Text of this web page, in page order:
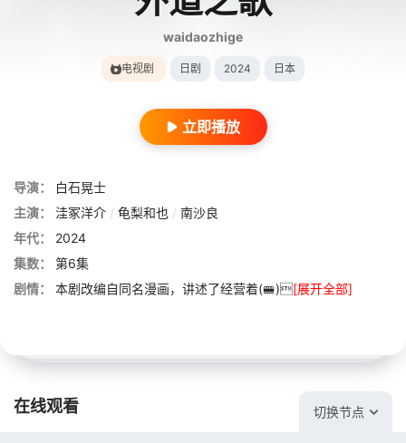
waidaozhige
电视剧 日剧 2024 日本
立即播放
导演：
白石晃士
主演：
洼冢洋介 / 龟梨和也 / 南沙良
年代：
2024
集数：
第6集
剧情：
本剧改编自同名漫画，讲述了经营着(🚝)[展开全部]
在线观看 切换节点